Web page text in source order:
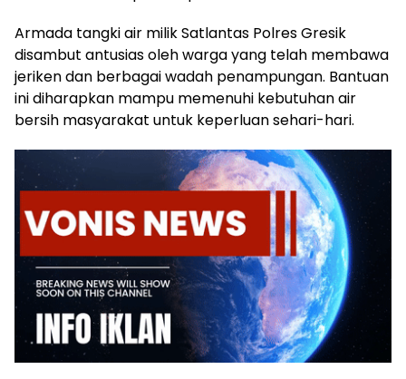
Armada tangki air milik Satlantas Polres Gresik
disambut antusias oleh warga yang telah membawa
jeriken dan berbagai wadah penampungan. Bantuan
ini diharapkan mampu memenuhi kebutuhan air
bersih masyarakat untuk keperluan sehari-hari.